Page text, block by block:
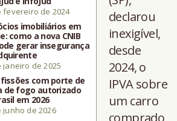
fevereiro de 2024
imobiliários em
como a nova CNIB
gerar insegurança
janeiro de 2025
com porte de
de fogo autorizado
em 2026
junho de 2026
declarou
inexigível,
desde
2024, o
IPVA sobre
um carro